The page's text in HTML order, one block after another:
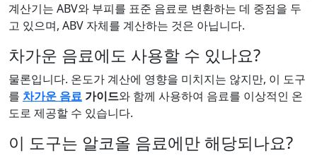
계산기는 ABV와 부피를 표준 음료로 변환하는 데 중점을 두
고 있으며, ABV 자체를 계산하는 것은 아닙니다.
차가운 음료에도 사용할 수 있나요?
물론입니다. 온도가 계산에 영향을 미치지는 않지만, 이 도구
를 차가운 음료 가이드와 함께 사용하여 음료를 이상적인 온
도로 제공할 수 있습니다.
이 도구는 알코올 음료에만 해당되나요?